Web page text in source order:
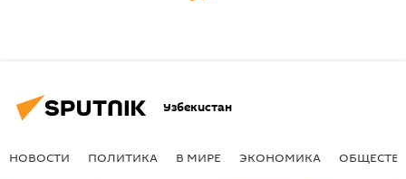
Узбекистан
НОВОСТИ ПОЛИТИКА В МИРЕ ЭКОНОМИКА